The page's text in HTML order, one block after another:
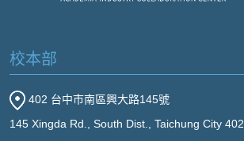
校本部
402 台中市南區興大路145號
145 Xingda Rd., South Dist., Taichung City 402